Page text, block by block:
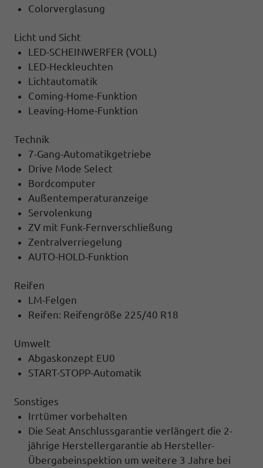
Colorverglasung
Licht und Sicht
LED-SCHEINWERFER (VOLL)
LED-Heckleuchten
Lichtautomatik
Coming-Home-Funktion
Leaving-Home-Funktion
Technik
7-Gang-Automatikgetriebe
Drive Mode Select
Bordcomputer
Außentemperaturanzeige
Servolenkung
ZV mit Funk-Fernverschließung
Zentralverriegelung
AUTO-HOLD-Funktion
Reifen
LM-Felgen
Reifen: Reifengröße 225/40 R18
Umwelt
Abgaskonzept EU0
START-STOPP-Automatik
Sonstiges
Irrtümer vorbehalten
Die Seat Anschlussgarantie verlängert die 2-
jährige Herstellergarantie ab Hersteller-
Übergabeinspektion um weitere 3 Jahre bei